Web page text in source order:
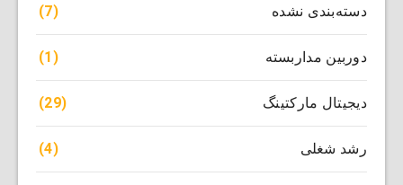
دسته‌بندی نشده (7)
دوربین مداربسته (1)
دیجیتال مارکتینگ (29)
رشد شغلی (4)